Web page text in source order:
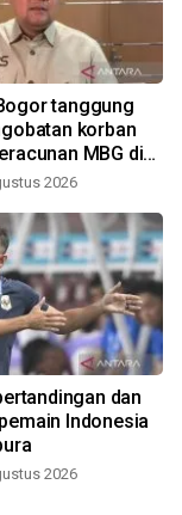
tanggung
korban
MBG di
2026
dan
Indonesia
2026